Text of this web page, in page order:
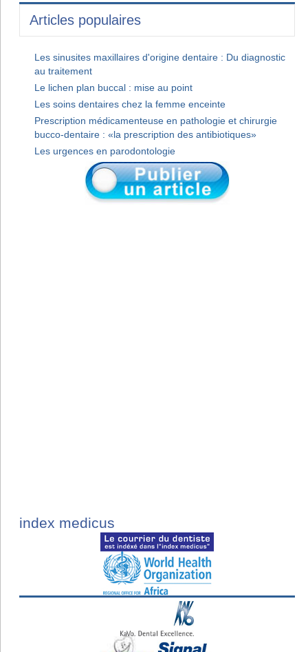
Articles populaires
Les sinusites maxillaires d'origine dentaire : Du diagnostic
au traitement
Le lichen plan buccal : mise au point
Les soins dentaires chez la femme enceinte
Prescription médicamenteuse en pathologie et chirurgie
bucco-dentaire : «la prescription des antibiotiques»
Les urgences en parodontologie
index medicus